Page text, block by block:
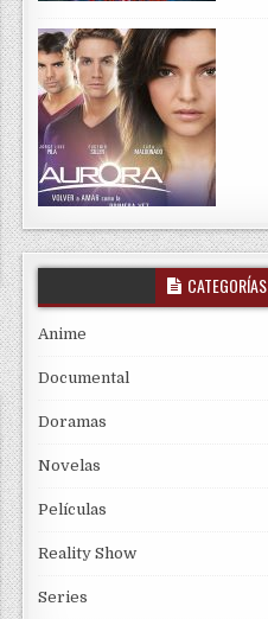
CATEGORÍAS
Anime
Documental
Doramas
Novelas
Películas
Reality Show
Series